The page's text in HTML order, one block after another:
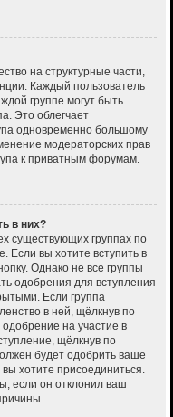
на структурные части,
Каждый пользователь
группе могут быть
Это облегчает
одновременно большому
модераторских прав
к приватным форумам.
в них?
существующих группах по
Если вы хотите вступить в
Однако не все группы
одобрения для вступления
Если группа
в ней, щёлкнув по
на участие в
щёлкнув по
будет одобрить ваше
хотите присоединиться.
если он отклонил ваш